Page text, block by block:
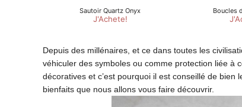
Depuis des millénaires, et ce dans toutes les
véhiculer des symboles ou comme protection liée à
décoratives et c’est pourquoi il est conseillé de
bienfaits que nous allons vous faire découvrir.